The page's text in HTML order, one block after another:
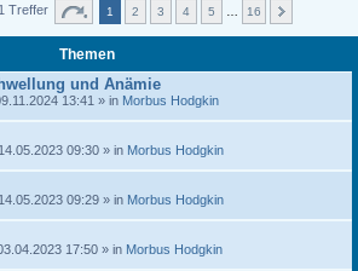
Treffer 1 2 3 4 5 16
Themen
und Anämie
13:41 » in Morbus Hodgkin
09:30 » in Morbus Hodgkin
09:29 » in Morbus Hodgkin
17:50 » in Morbus Hodgkin